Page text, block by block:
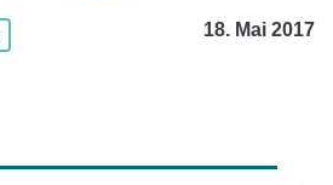
18. Mai 2017